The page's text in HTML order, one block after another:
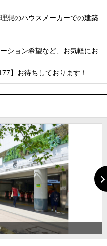
想のハウスメーカーでの建築
ション希望など、お気軽にお
】お待ちしております！